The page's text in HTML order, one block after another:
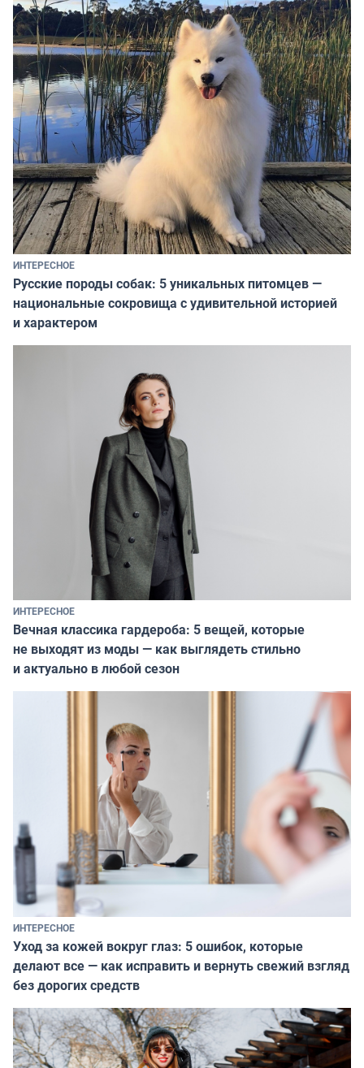
ИНТЕРЕСНОЕ
Русские породы собак: 5 уникальных питомцев —
национальные сокровища с удивительной историей
и характером
ИНТЕРЕСНОЕ
Вечная классика гардероба: 5 вещей, которые
не выходят из моды — как выглядеть стильно
и актуально в любой сезон
ИНТЕРЕСНОЕ
Уход за кожей вокруг глаз: 5 ошибок, которые
делают все — как исправить и вернуть свежий взгляд
без дорогих средств